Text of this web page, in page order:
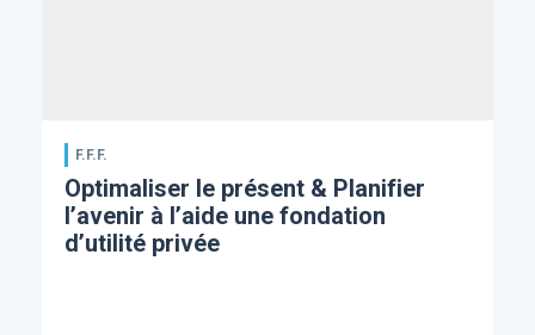
F.F.F.
Optimaliser le présent & Planifier
l’avenir à l’aide une fondation
d’utilité privée